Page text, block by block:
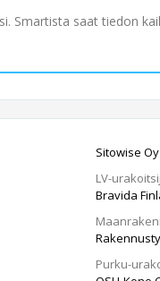
Smartista saat tiedon
Sitowise Oy
LV-
Bravida
Purku-